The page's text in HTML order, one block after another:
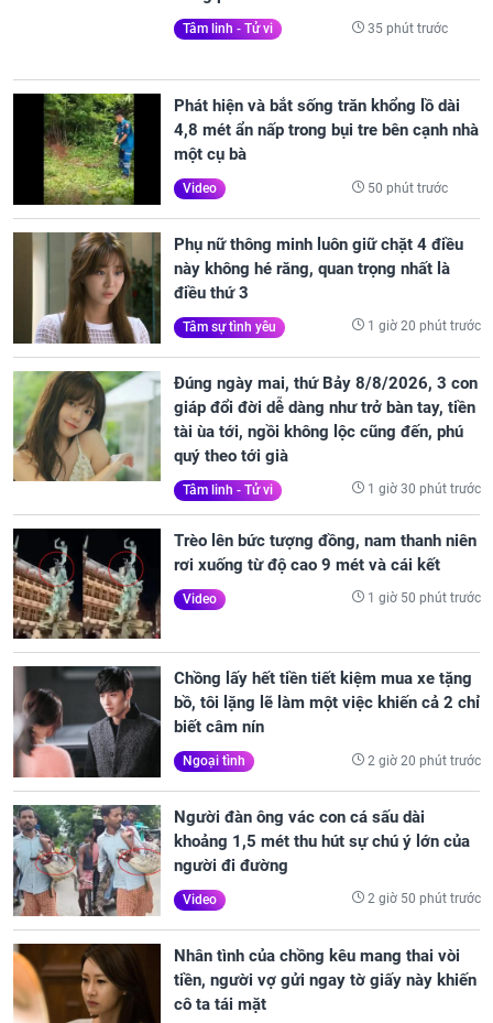
Tâm linh - Tử vi 35 phút trước
Phát hiện và bắt sống trăn khổng lồ dài
4,8 mét ẩn nấp trong bụi tre bên cạnh nhà
một cụ bà
Video 50 phút trước
Phụ nữ thông minh luôn giữ chặt 4 điều
này không hé răng, quan trọng nhất là
điều thứ 3
Tâm sự tình yêu 1 giờ 20 phút trước
Đúng ngày mai, thứ Bảy 8/8/2026, 3 con
giáp đổi đời dễ dàng như trở bàn tay, tiền
tài ùa tới, ngồi không lộc cũng đến, phú
quý theo tới già
Tâm linh - Tử vi 1 giờ 30 phút trước
Trèo lên bức tượng đồng, nam thanh niên
rơi xuống từ độ cao 9 mét và cái kết
Video 1 giờ 50 phút trước
Chồng lấy hết tiền tiết kiệm mua xe tặng
bồ, tôi lặng lẽ làm một việc khiến cả 2 chỉ
biết câm nín
Ngoại tình 2 giờ 20 phút trước
Người đàn ông vác con cá sấu dài
khoảng 1,5 mét thu hút sự chú ý lớn của
người đi đường
Video 2 giờ 50 phút trước
Nhân tình của chồng kêu mang thai vòi
tiền, người vợ gửi ngay tờ giấy này khiến
cô ta tái mặt